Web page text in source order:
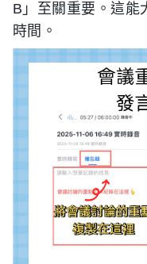
B」至關重要。這能
時間。